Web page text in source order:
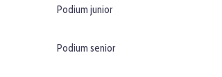
Podium junior
Podium senior